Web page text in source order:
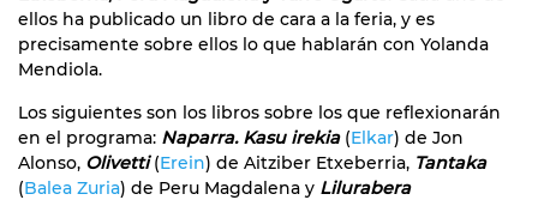
ellos ha publicado un libro de cara a la feria, y es
precisamente sobre ellos lo que hablarán con Yolanda
Mendiola.
Los siguientes son los libros sobre los que reflexionarán
en el programa: Naparra. Kasu irekia(Elkar) de Jon
Alonso, Olivetti (Erein) de Aitziber Etxeberria, Tantaka
(Balea Zuria) de Peru Magdalena y Lilurabera